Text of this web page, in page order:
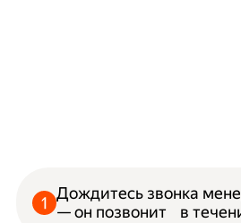
Дождитесь звонка
— он позвонит в